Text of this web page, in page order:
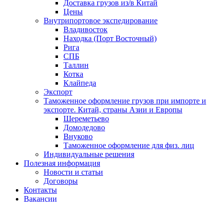
Доставка грузов из/в Китай
Цены
Внутрипортовое экспедирование
Владивосток
Находка (Порт Восточный)
Рига
СПБ
Таллин
Котка
Клайпеда
Экспорт
Таможенное оформление грузов при импорте и
экспорте. Китай, страны Азии и Европы
Шереметьево
Домодедово
Внуково
Таможенное оформление для физ. лиц
Индивидуальные решения
Полезная информация
Новости и статьи
Договоры
Контакты
Вакансии